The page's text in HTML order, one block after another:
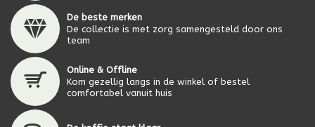
De beste merken
De collectie is met zorg samengesteld door ons
team
Online & Offline
Kom gezellig langs in de winkel of bestel
comfortabel vanuit huis